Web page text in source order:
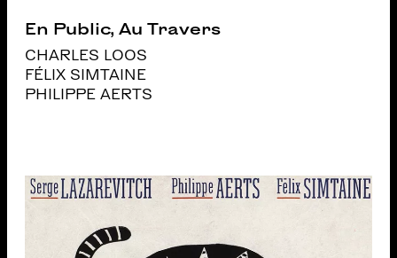
En Public, Au Travers
CHARLES LOOS
FÉLIX SIMTAINE
PHILIPPE AERTS